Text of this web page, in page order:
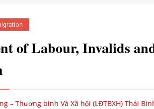
of Labour, Invalids
– Thương binh Và Xã hội (LĐTBXH) Thái